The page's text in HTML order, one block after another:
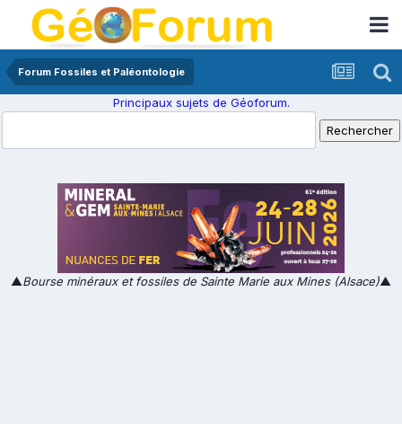
Forum Fossiles et Paléontologie
Principaux sujets de Géoforum.
▲Bourse minéraux et fossiles de Sainte Marie aux Mines (Alsace)▲